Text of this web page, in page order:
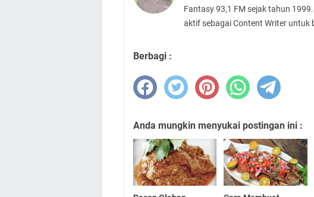
Fantasy 93,1 FM sejak tahun
aktif sebagai Content Writer untuk
Berbagi :
Anda mungkin menyukai postingan ini :